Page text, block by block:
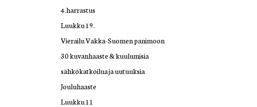
4.harrastus
Luukku 19.
Vierailu Vakka-Suomen panimoon
30 kuvanhaaste & kuulumisia
sähkökatkoilua ja uutuuksia
Jouluhaaste
Luukku 11